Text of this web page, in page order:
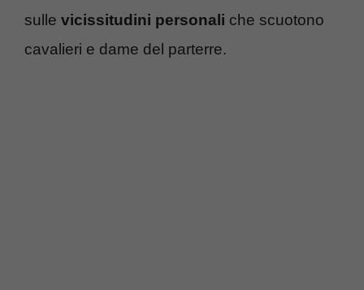
sulle vicissitudini personali che scuotono
cavalieri e dame del parterre.